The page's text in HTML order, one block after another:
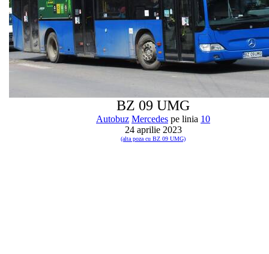
BZ 09 UMG
Autobuz Mercedes pe linia 10
24 aprilie 2023
(alta poza cu BZ 09 UMG)